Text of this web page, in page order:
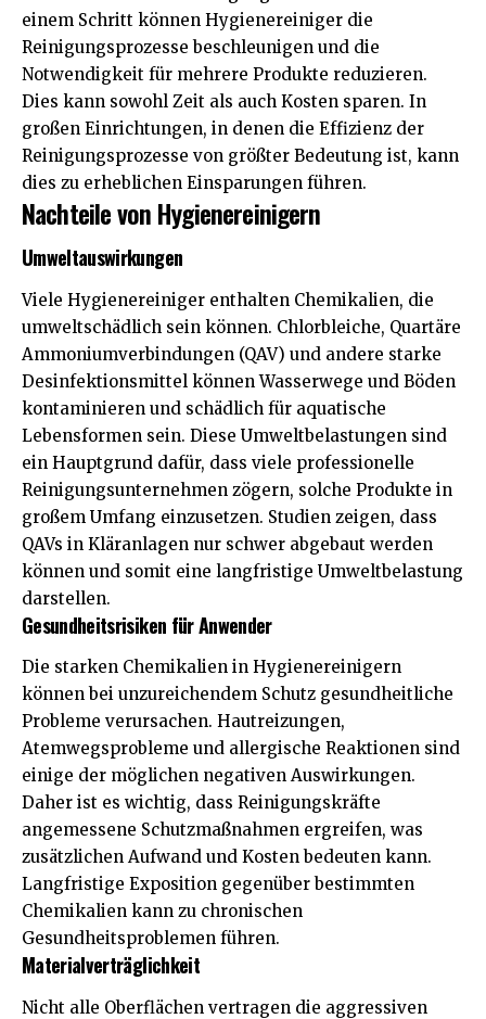
einem Schritt können Hygienereiniger die
Reinigungsprozesse beschleunigen und die
Notwendigkeit für mehrere Produkte reduzieren.
Dies kann sowohl Zeit als auch Kosten sparen. In
großen Einrichtungen, in denen die Effizienz der
Reinigungsprozesse von größter Bedeutung ist, kann
dies zu erheblichen Einsparungen führen.
Nachteile von Hygienereinigern
Umweltauswirkungen
Viele Hygienereiniger enthalten Chemikalien, die
umweltschädlich sein können. Chlorbleiche, Quartäre
Ammoniumverbindungen (QAV) und andere starke
Desinfektionsmittel können Wasserwege und Böden
kontaminieren und schädlich für aquatische
Lebensformen sein. Diese Umweltbelastungen sind
ein Hauptgrund dafür, dass viele professionelle
Reinigungsunternehmen zögern, solche Produkte in
großem Umfang einzusetzen. Studien zeigen, dass
QAVs in Kläranlagen nur schwer abgebaut werden
können und somit eine langfristige Umweltbelastung
darstellen.
Gesundheitsrisiken für Anwender
Die starken Chemikalien in Hygienereinigern
können bei unzureichendem Schutz gesundheitliche
Probleme verursachen. Hautreizungen,
Atemwegsprobleme und allergische Reaktionen sind
einige der möglichen negativen Auswirkungen.
Daher ist es wichtig, dass Reinigungskräfte
angemessene Schutzmaßnahmen ergreifen, was
zusätzlichen Aufwand und Kosten bedeuten kann.
Langfristige Exposition gegenüber bestimmten
Chemikalien kann zu chronischen
Gesundheitsproblemen führen.
Materialverträglichkeit
Nicht alle Oberflächen vertragen die aggressiven